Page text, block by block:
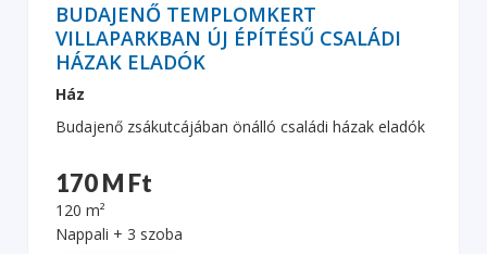
BUDAJENŐ TEMPLOMKERT
VILLAPARKBAN ÚJ ÉPÍTÉSŰ CSALÁDI
HÁZAK ELADÓK
Ház
Budajenő zsákutcájában önálló családi házak eladók
170 M Ft
120 m²
Nappali + 3 szoba